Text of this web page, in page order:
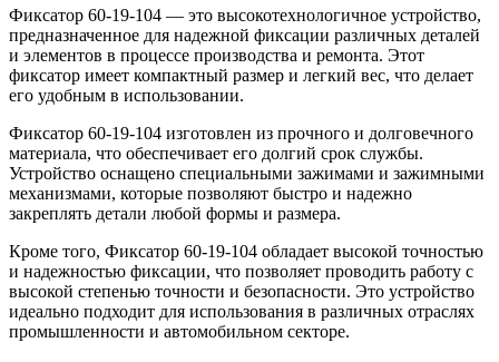
Фиксатор 60-19-104 — это высокотехнологичное устройство,
предназначенное для надежной фиксации различных деталей
и элементов в процессе производства и ремонта. Этот
фиксатор имеет компактный размер и легкий вес, что делает
его удобным в использовании.
Фиксатор 60-19-104 изготовлен из прочного и долговечного
материала, что обеспечивает его долгий срок службы.
Устройство оснащено специальными зажимами и зажимными
механизмами, которые позволяют быстро и надежно
закреплять детали любой формы и размера.
Кроме того, Фиксатор 60-19-104 обладает высокой точностью
и надежностью фиксации, что позволяет проводить работу с
высокой степенью точности и безопасности. Это устройство
идеально подходит для использования в различных отраслях
промышленности и автомобильном секторе.